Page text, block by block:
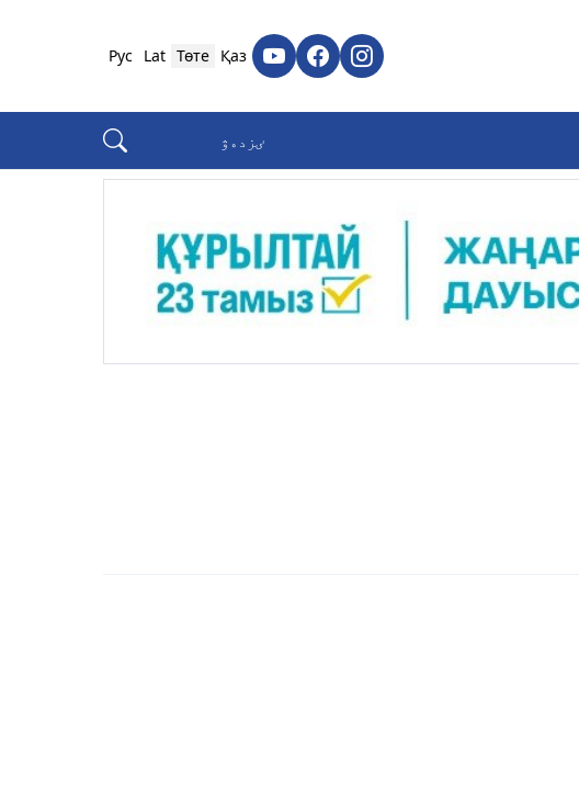
Қаз
Төте
Lat
Рус